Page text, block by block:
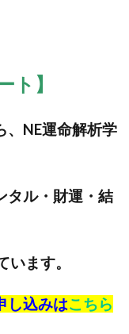
ト】
、NE運命解析学
タル・財運・結
ます。
し込みはこちら